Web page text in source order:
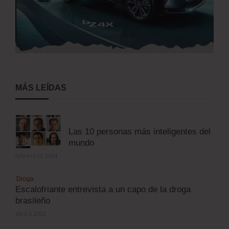
MÁS LEÍDAS
Las 10 personas más inteligentes del
mundo
Droga
Escalofriante entrevista a un capo de la droga
brasileño